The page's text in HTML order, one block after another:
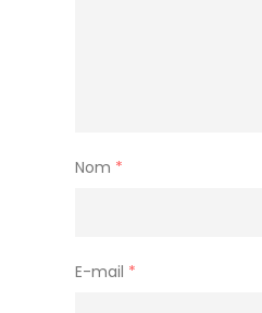
Nom *
E-mail *